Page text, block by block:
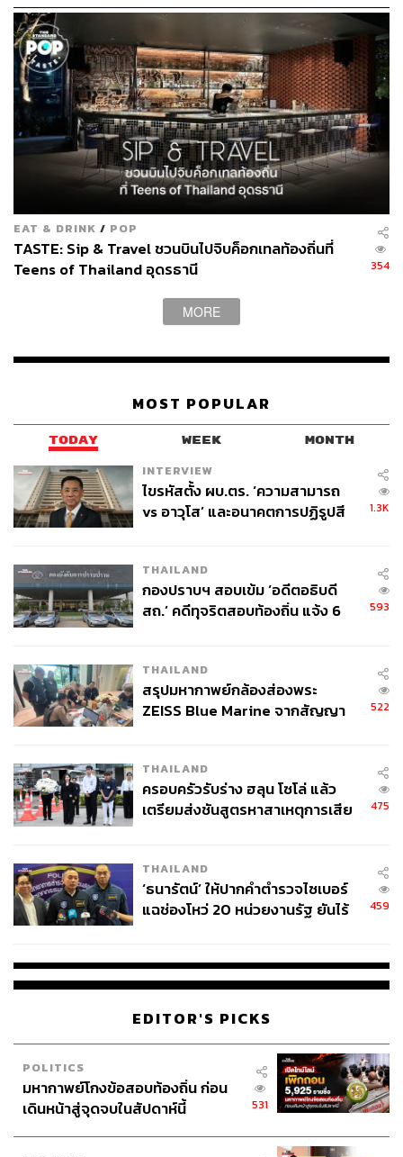
Rigatoni Alla Norma (290 บาท)
Pappardelle with Razor Clams (590 บาท)
ต่อมาPappardelle with Razor Clams (590 บาท)
ที่เครื่องเยอะจัดเต็ม องค์ประกอบน่าดึงดูดใจที่สุด โดยเชฟใช้
เส้นพาสต้าพัพพาร์เดลเล เสิร์ฟคู่กับซอสไวน์ขาว ถั่ว โปรสซุต
โต้ (หรือแฮมอิตาลี) และหอยหลอด เป็นอีกจานกินง่ายได้
อีกเมนูดั้งเดิมที่เชฟนำมาจากเมืองซิซิลีBucatini
c’Aanciova e Muddica (290 บาท)จานนี้รสชาติเข้มข้น
ชัดเจนมาก เพราะใช้เส้นบูคาตินีที่คล้ายสปาเก็ตตี แต่เส้น
แอนโชวี และโรยด้วยเกล็ดขนมปัง ชิมแล้วต้องบอกว่าอูมามิ
Bucatini c’Aanciova e Muddica (290 บาท)
EAT & DRINK / POP
TASTE: Sip & Travel ชวนบินไปจิบค็อกเทลท้องถิ่นที่
Teens of Thailand อุดรธานี
354
MORE
MOST POPULAR
TODAY WEEK MONTH
INTERVIEW
ไขรหัสตั้ง ผบ.ตร. ‘ความสามารถ
vs อาวุโส’ และอนาคตการปฏิรูปสี
1.3K
THAILAND
กองปราบฯ สอบเข้ม ‘อดีตอธิบดี
สถ.’ คดีทุจริตสอบท้องถิ่น แจ้ง 6
593
THAILAND
สรุปมหากาพย์กล้องส่องพระ
ZEISS Blue Marine จากสัญญา
จ่ายหนี้-แอบระบุแบรนด์
522
THAILAND
ครอบครัวรับร่าง ฮลุน โซโล่ แล้ว
เตรียมส่งชันสูตรหาสาเหตุการเสีย
475
THAILAND
‘ธนารัตน์’ ให้ปากคำตำรวจไซเบอร์
แฉช่องโหว่ 20 หน่วยงานรัฐ ยันไร้
459
EDITOR'S PICKS
POLITICS
มหากาพย์โกงข้อสอบท้องถิ่น ก่อน
เดินหน้าสู่จุดจบในสัปดาห์นี้
531